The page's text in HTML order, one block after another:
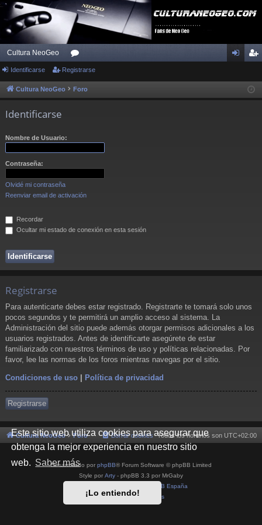
Este sitio web utiliza cookies para asegurar que
obtenga la mejor experiencia en nuestro sitio
web. Saber más
¡Lo entiendo!
Cultura NeoGeo
or
os ist
Identificarse Registrarse
Cultura NeoGeo Foro
Identificarse
Nombre de Usuario:
Contraseña:
Olvidé mi contraseña
Reenviar email de activación
Recordar
Ocultar mi estado de conexión en esta sesión
Registrarse
Para autenticarte debes estar registrado. Registrarte te tomará solo unos
pocos segundos y te permitirá un amplio acceso al sistema. La
Administración del sitio puede además otorgar permisos adicionales a los
usuarios registrados. Antes de identificarte asegúrete de estar
familiarizado con nuestros términos de uso y políticas relacionadas. Por
favor, lee las normas de los foros mientras navegas por el sitio.
Condiciones de uso Política de privacidad
Registrarse
Cultura NeoGeo Foro Todos los horarios son UTC+02:00
Borrar cookies
Desarrollado por phpBB® Forum Software © phpBB Limited
Style por Arty - phpBB 3.3 por MrGaby
phpBB España
Privacidad|Condiciones